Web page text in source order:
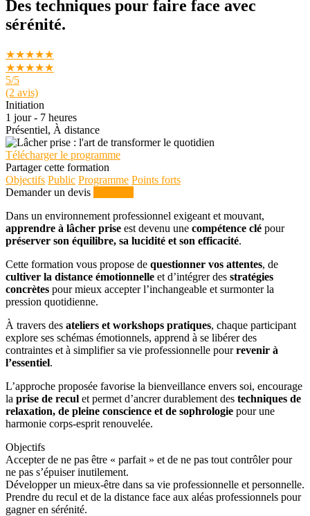
Des techniques pour faire face avec
sérénité.
★★★★★
★★★★★
5/5
(2 avis)
Initiation
1 jour - 7 heures
Présentiel, À distance
Télécharger le programme
Partager cette formation
Objectifs Public Programme Points forts
Demander un devis
Dans un environnement professionnel exigeant et mouvant,
apprendre à lâcher prise est devenu une compétence clé pour
préserver son équilibre, sa lucidité et son efficacité.
Cette formation vous propose de questionner vos attentes, de
cultiver la distance émotionnelle et d’intégrer des stratégies
concrètes pour mieux accepter l’inchangeable et surmonter la
pression quotidienne.
À travers des ateliers et workshops pratiques, chaque participant
explore ses schémas émotionnels, apprend à se libérer des
contraintes et à simplifier sa vie professionnelle pourrevenir à
l’essentiel.
L’approche proposée favorise la bienveillance envers soi, encourage
la prise de recul et permet d’ancrer durablement des techniques de
relaxation, de pleine conscience et de sophrologie pour une
harmonie corps-esprit renouvelée.
Objectifs
Accepter de ne pas être « parfait » et de ne pas tout contrôler pour
ne pas s’épuiser inutilement.
Développer un mieux-être dans sa vie professionnelle et personnelle.
Prendre du recul et de la distance face aux aléas professionnels pour
gagner en sérénité.